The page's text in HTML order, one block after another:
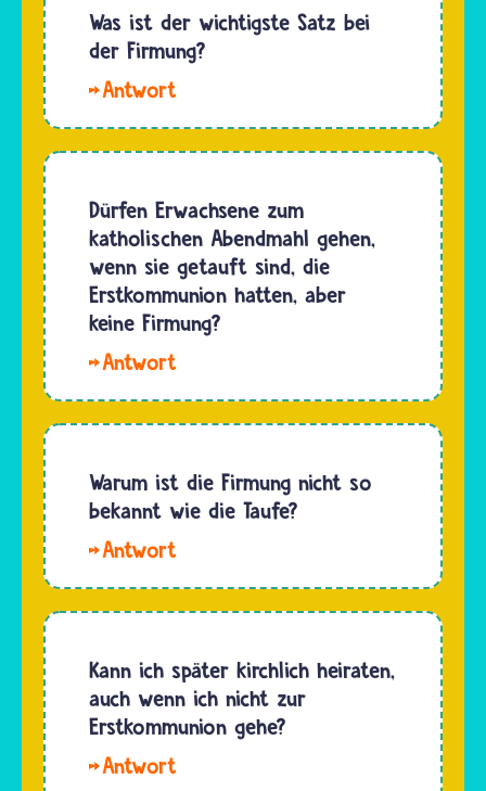
ersten
Lebensjahren
taufen.…
lässt sich
während
Firmvorbereitungsjahres
nachholen.
Erstkommunion
Firmung…
Was ist der wichtigste Satz bei
der Firmung?
der
wenn er
die
Jugendlichen
bei der
Firmung
Chrisam
salbt:„Sei
besiegelt
Gabe…
Dürfen Erwachsene zum
katholischen Abendmahl gehen,
wenn sie getauft sind, die
Erstkommunion hatten, aber
keine Firmung?
die
empfangen
können
Katholikinnen
und
Katholiken,
gefirmt
wurden.…
Warum ist die Firmung nicht so
bekannt wie die Taufe?
Die
war
ursprünglich
ein
der
Kann ich später kirchlich heiraten,
auch wenn ich nicht zur
Erstkommunion gehe?